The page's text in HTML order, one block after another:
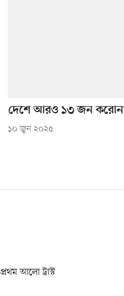
দেশে আরও ১৩ জন
১০ জুন ২০২৫
প্রথম আলো ট্রাস্ট